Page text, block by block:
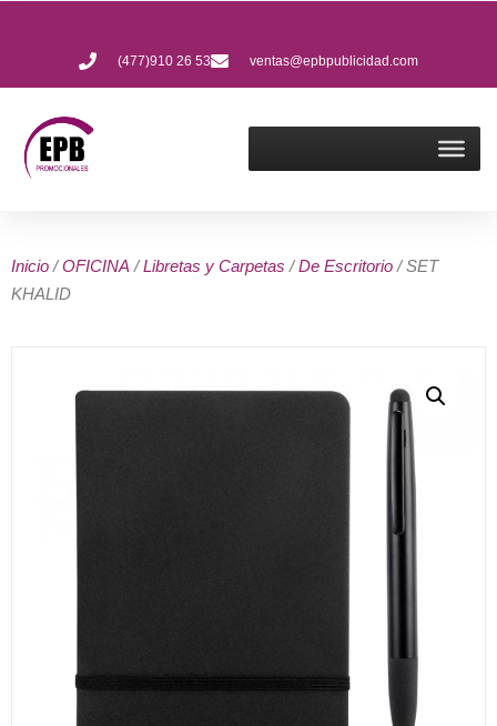
(477)910 26 53 ventas@epbpublicidad.com
Inicio /OFICINA /Libretas y Carpetas /De Escritorio / SET
KHALID